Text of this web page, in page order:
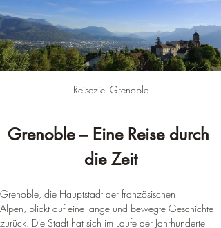
Reiseziel Grenoble
Grenoble – Eine Reise durch
die Zeit
Grenoble, die Hauptstadt der französischen
Alpen, blickt auf eine lange und bewegte Geschichte
zurück. Die Stadt hat sich im Laufe der Jahrhunderte